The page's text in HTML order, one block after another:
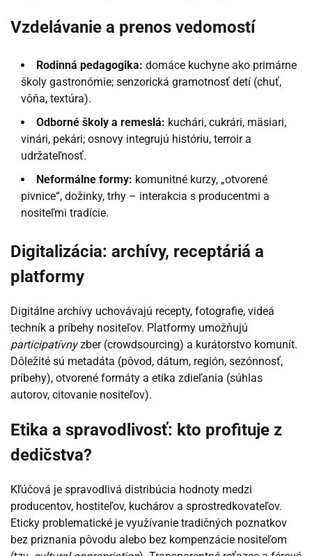
Vzdelávanie a prenos vedomostí
Rodinná pedagogika: domáce kuchyne ako primárne
školy gastronómie; senzorická gramotnosť detí (chuť,
vôňa, textúra).
Odborné školy a remeslá: kuchári, cukrári, mäsiari,
vinári, pekári; osnovy integrujú históriu, terroir a
udržateľnosť.
Neformálne formy: komunitné kurzy, „otvorené
pivnice“, dožinky, trhy – interakcia s producentmi a
nositeľmi tradície.
Digitalizácia: archívy, receptáriá a
platformy
Digitálne archívy uchovávajú recepty, fotografie, videá
techník a príbehy nositeľov. Platformy umožňujú
participatívnyzber (crowdsourcing) a kurátorstvo komunít.
Dôležité sú metadáta (pôvod, dátum, región, sezónnosť,
príbehy), otvorené formáty a etika zdieľania (súhlas
autorov, citovanie nositeľov).
Etika a spravodlivosť: kto profituje z
dedičstva?
Kľúčová je spravodlivá distribúcia hodnoty medzi
producentov, hostiteľov, kuchárov a sprostredkovateľov.
Eticky problematické je využívanie tradičných poznatkov
bez priznania pôvodu alebo bez kompenzácie nositeľom